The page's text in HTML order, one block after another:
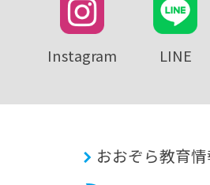
Instagram LINE
おおぞら教育